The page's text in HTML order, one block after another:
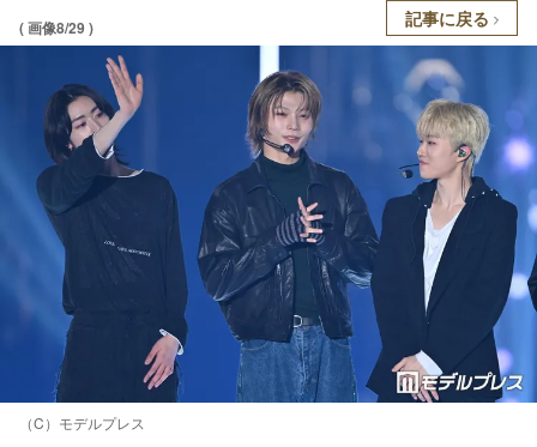
( 画像8/29 ) 記事に戻る
（C）モデルプレス